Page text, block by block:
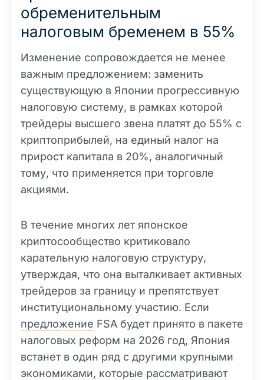
обременительным
налоговым бременем в 55%
Изменение сопровождается не менее
важным предложением: заменить
существующую в Японии прогрессивную
налоговую систему, в рамках которой
трейдеры высшего звена платят до 55% с
криптоприбылей, на единый налог на
прирост капитала в 20%, аналогичный
тому, что применяется при торговле
акциями.
В течение многих лет японское
криптосообщество критиковало
карательную налоговую структуру,
утверждая, что она выталкивает активных
трейдеров за границу и препятствует
институциональному участию. Если
предложение FSA будет принято в пакете
налоговых реформ на 2026 год, Япония
встанет в один ряд с другими крупными
экономиками, которые рассматривают